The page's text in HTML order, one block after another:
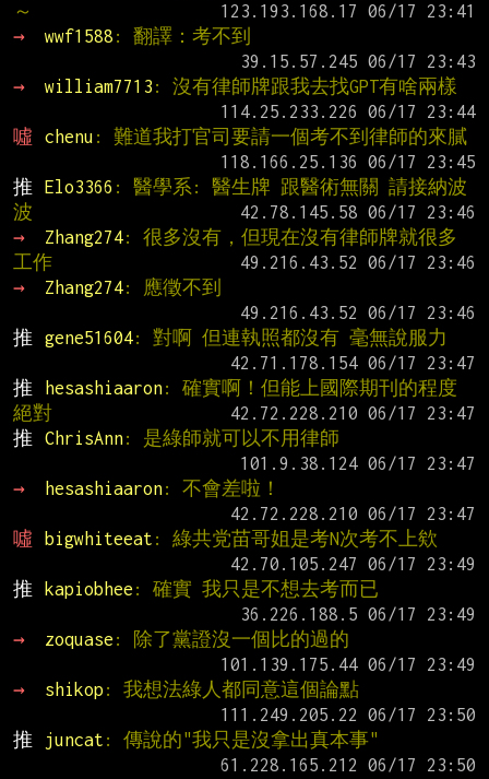
～
→
wwf1588 : 翻譯：考不到
→
william7713 : 沒有律師牌跟我去找GPT有啥兩樣
噓
chenu : 難道我打官司要請一個考不到律師的來膩
推
Elo3366 : 醫學系: 醫生牌 跟醫術無關 請接納波
波
→
Zhang274: 很多沒有，但現在沒有律師牌就很多
工作
→
Zhang274: 應徵不到
推
gene51604: 對啊 但連執照都沒有 毫無說服力
推
hesashiaaron: 確實啊！但能上國際期刊的程度
絕對
推
ChrisAnn: 是綠師就可以不用律師
→
hesashiaaron: 不會差啦！
噓
bigwhiteeat : 綠共党苗哥姐是考N次考不上欸
推
kapiobhee : 確實 我只是不想去考而已
→
zoquase : 除了黨證沒一個比的過的
→
shikop : 我想法綠人都同意這個論點
推
juncat : 傳說的"我只是沒拿出真本事"